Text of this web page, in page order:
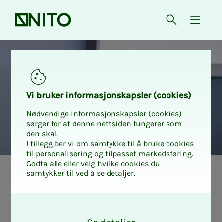
Forsiden Åpne søk
{
Slik le­­­ser jeg til
Vi bru­­­ker in­­­for­­­ma­­­sjons­­­kaps­­­­­ler (cookies)
Nødvendige informasjonskapsler (cookies)
sørger for at denne nettsiden fungerer som
den skal.
I tillegg ber vi om samtykke til å bruke cookies
til personalisering og tilpasset markedsføring.
Godta alle eller velg hvilke cookies du
samtykker til ved å se detaljer.